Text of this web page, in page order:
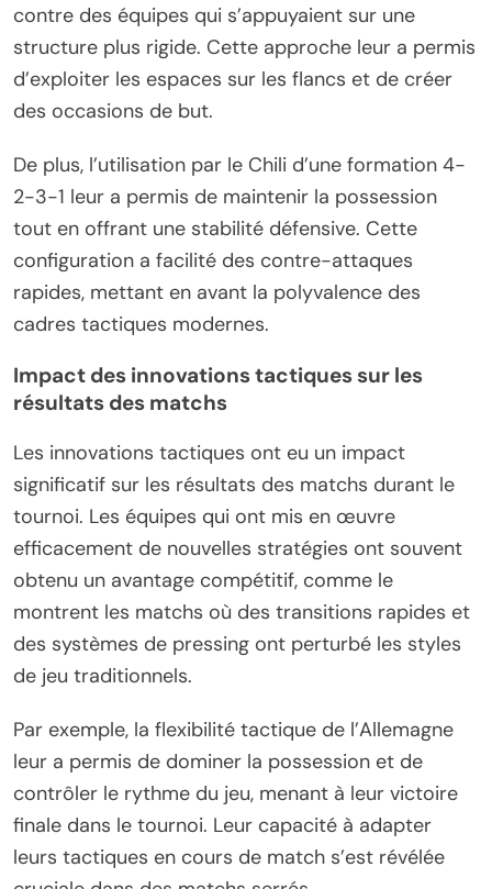
contre des équipes qui s’appuyaient sur une
structure plus rigide. Cette approche leur a permis
d’exploiter les espaces sur les flancs et de créer
des occasions de but.
De plus, l’utilisation par le Chili d’une formation 4-
2-3-1 leur a permis de maintenir la possession
tout en offrant une stabilité défensive. Cette
configuration a facilité des contre-attaques
rapides, mettant en avant la polyvalence des
cadres tactiques modernes.
Impact des innovations tactiques sur les
résultats des matchs
Les innovations tactiques ont eu un impact
significatif sur les résultats des matchs durant le
tournoi. Les équipes qui ont mis en œuvre
efficacement de nouvelles stratégies ont souvent
obtenu un avantage compétitif, comme le
montrent les matchs où des transitions rapides et
des systèmes de pressing ont perturbé les styles
de jeu traditionnels.
Par exemple, la flexibilité tactique de l’Allemagne
leur a permis de dominer la possession et de
contrôler le rythme du jeu, menant à leur victoire
finale dans le tournoi. Leur capacité à adapter
leurs tactiques en cours de match s’est révélée